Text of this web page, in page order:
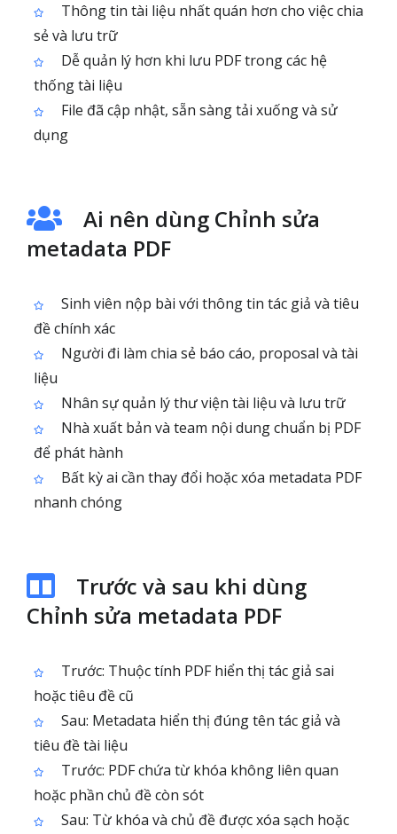
Thông tin tài liệu nhất quán hơn cho việc chia
sẻ và lưu trữ
Dễ quản lý hơn khi lưu PDF trong các hệ
thống tài liệu
File đã cập nhật, sẵn sàng tải xuống và sử
dụng
Ai nên dùng Chỉnh sửa
metadata PDF
Sinh viên nộp bài với thông tin tác giả và tiêu
đề chính xác
Người đi làm chia sẻ báo cáo, proposal và tài
liệu
Nhân sự quản lý thư viện tài liệu và lưu trữ
Nhà xuất bản và team nội dung chuẩn bị PDF
để phát hành
Bất kỳ ai cần thay đổi hoặc xóa metadata PDF
nhanh chóng
Trước và sau khi dùng
Chỉnh sửa metadata PDF
Trước: Thuộc tính PDF hiển thị tác giả sai
hoặc tiêu đề cũ
Sau: Metadata hiển thị đúng tên tác giả và
tiêu đề tài liệu
Trước: PDF chứa từ khóa không liên quan
hoặc phần chủ đề còn sót
Sau: Từ khóa và chủ đề được xóa sạch hoặc